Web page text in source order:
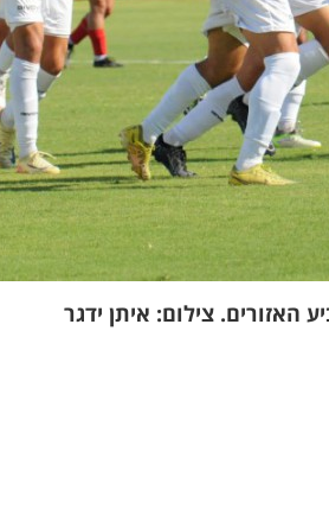
האזורים. צילום: איתן ידגר